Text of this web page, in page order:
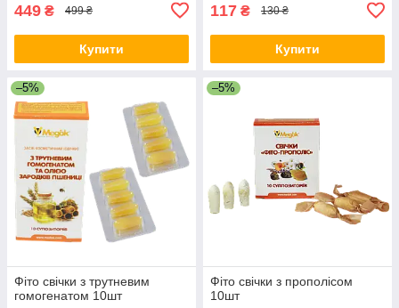
449 ₴ 499 ₴
Купити
117 ₴ 130 ₴
Купити
–5%
Фіто свічки з трутневим
гомогенатом 10шт
–5%
Фіто свічки з прополісом
10шт